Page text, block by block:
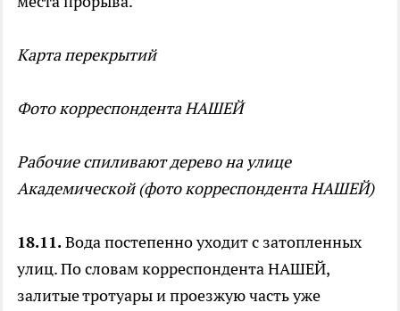
Карта перекрытий
Фото корреспондента НАШЕЙ
Рабочие спиливают дерево на улице
Академической (фото корреспондента НАШЕЙ)
18.11.Вода постепенно уходит с затопленных
улиц. По словам корреспондента НАШЕЙ,
залитые тротуары и проезжую часть уже